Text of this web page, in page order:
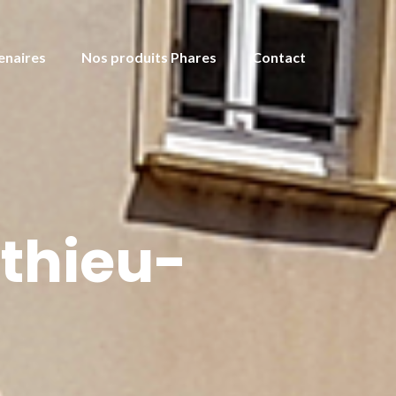
Nos produits Phares Contact